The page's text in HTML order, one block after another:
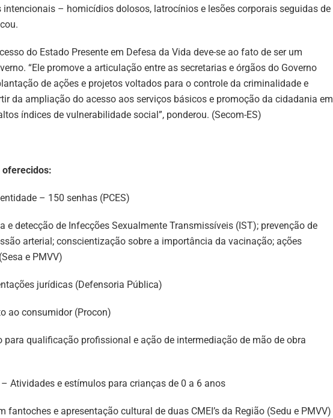
intencionais – homicídios dolosos, latrocínios e lesões corporais seguidas de
do Estado Presente em Defesa da Vida deve-se ao fato de ser um
“Ele promove a articulação entre as secretarias e órgãos do Governo
de ações e projetos voltados para o controle da criminalidade e
da ampliação do acesso aos serviços básicos e promoção da cidadania em
índices de vulnerabilidade social”, ponderou. (Secom-ES)
oferecidos:
– 150 senhas (PCES)
e detecção de Infecções Sexualmente Transmissíveis (IST); prevenção de
arterial; conscientização sobre a importância da vacinação; ações
e PMVV)
jurídicas (Defensoria Pública)
ao consumidor (Procon)
qualificação profissional e ação de intermediação de mão de obra
Atividades e estímulos para crianças de 0 a 6 anos
fantoches e apresentação cultural de duas CMEI’s da Região (Sedu e PMVV)